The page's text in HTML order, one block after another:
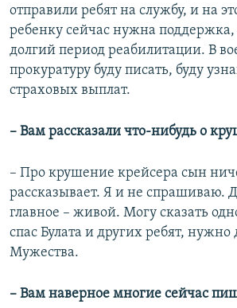
отправили ребят на службу, и на
ребенку сейчас нужна
долгий период реабилитации. В
прокуратуру буду писать, буду
страховых выплат.
– Вам рассказали что-нибудь о
– Про крушение крейсера сын
рассказывает. Я и не спрашиваю.
главное – живой. Могу сказать
спас Булата и других ребят, нужно
Мужества.
–​ Вам наверное многие сейчас